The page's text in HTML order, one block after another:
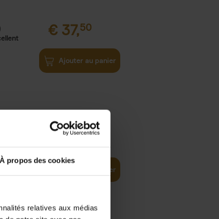
À propos des cookies
relatives aux médias
€ 37,50
Ajouter au panier
world 29,99
Ajouter au panier